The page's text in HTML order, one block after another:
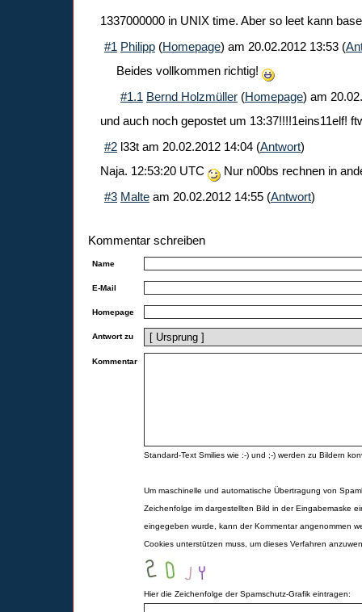
1337000000 in UNIX time. Aber so leet kann
#1 Philipp (Homepage) am 20.02.2012 13:53 (
Beides vollkommen richtig!
#1.1 Bernd Holzmüller (Homepage) am
und auch noch gepostet um 13:37!!!!1eins11elf!
#2 l33t am 20.02.2012 14:04 (Antwort)
Naja. 12:53:20 UTC
Nur n00bs rechnen in
#3 Malte am 20.02.2012 14:55 (Antwort)
Kommentar schreiben
Name
E-Mail
Homepage
Antwort zu
Kommentar
Standard-Text Smilies wie :-) und ;-) werden zu Bildern
Um maschinelle und automatische Übertragung von
Zeichenfolge im dargestellten Bild in der Eingabemaske
eingegeben wurde, kann der Kommentar angenommen
Cookies unterstützen muss, um dieses Verfahren
Hier die Zeichenfolge der Spamschutz-Grafik eintragen: